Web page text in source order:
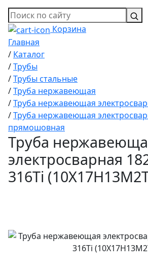
Корзина
Главная
/ Каталог
/Трубы
/Трубы стальные
/Труба нержавеющая
/Труба нержавеющая
/Труба нержавеющая
прямошовная
Труба
электросварная
316Ti